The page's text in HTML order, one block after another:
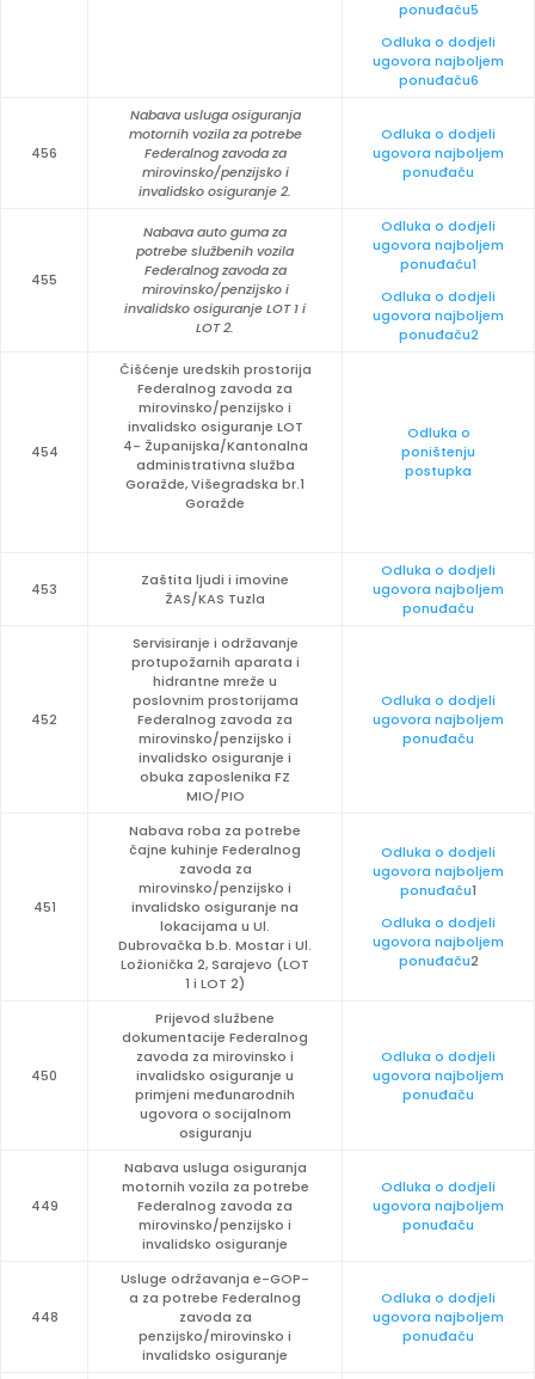
ponuđaču5
Odluka o dodjeli
ugovora najboljem
ponuđaču6
456
Nabava usluga osiguranja
motornih vozila za potrebe
Federalnog zavoda za
mirovinsko/penzijsko i
invalidsko osiguranje 2.
Odluka o dodjeli
ugovora najboljem
ponuđaču
455
Nabava auto guma za
potrebe službenih vozila
Federalnog zavoda za
mirovinsko/penzijsko i
invalidsko osiguranje LOT 1 i
LOT 2.
Odluka o dodjeli
ugovora najboljem
ponuđaču1
Odluka o dodjeli
ugovora najboljem
ponuđaču2
454
Čišćenje uredskih prostorija
Federalnog zavoda za
mirovinsko/penzijsko i
invalidsko osiguranje LOT
4- Županijska/Kantonalna
administrativna služba
Goražde, Višegradska br.1
Goražde
Odluka o
poništenju
postupka
453
Zaštita ljudi i imovine
ŽAS/KAS Tuzla
Odluka o dodjeli
ugovora najboljem
ponuđaču
452
Servisiranje i održavanje
protupožarnih aparata i
hidrantne mreže u
poslovnim prostorijama
Federalnog zavoda za
mirovinsko/penzijsko i
invalidsko osiguranje i
obuka zaposlenika FZ
MIO/PIO
Odluka o dodjeli
ugovora najboljem
ponuđaču
451
Nabava roba za potrebe
čajne kuhinje Federalnog
zavoda za
mirovinsko/penzijsko i
invalidsko osiguranje na
lokacijama u Ul.
Dubrovačka b.b. Mostar i Ul.
Ložionička 2, Sarajevo (LOT
1 i LOT 2)
Odluka o dodjeli
ugovora najboljem
ponuđaču1
Odluka o dodjeli
ugovora najboljem
ponuđaču2
450
Prijevod službene
dokumentacije Federalnog
zavoda za mirovinsko i
invalidsko osiguranje u
primjeni međunarodnih
ugovora o socijalnom
osiguranju
Odluka o dodjeli
ugovora najboljem
ponuđaču
449
Nabava usluga osiguranja
motornih vozila za potrebe
Federalnog zavoda za
mirovinsko/penzijsko i
invalidsko osiguranje
Odluka o dodjeli
ugovora najboljem
ponuđaču
448
Usluge održavanja e-GOP-
a za potrebe Federalnog
zavoda za
penzijsko/mirovinsko i
invalidsko osiguranje
Odluka o dodjeli
ugovora najboljem
ponuđaču